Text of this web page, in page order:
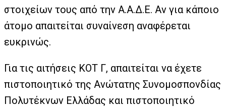
στοιχείων τους από την Α.Α.Δ.Ε. Αν για κάποιο
άτομο απαιτείται συναίνεση αναφέρεται
ευκρινώς.
Για τις αιτήσεις ΚΟΤ Γ, απαιτείται να έχετε
πιστοποιητικό της Ανώτατης Συνομοσπονδίας
Πολυτέκνων Ελλάδας και πιστοποιητικό